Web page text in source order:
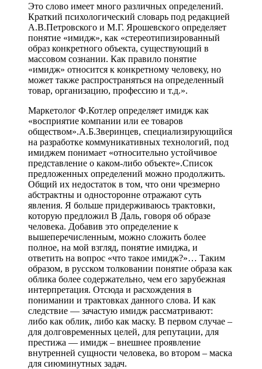
Это слово имеет много различных определений.
Краткий психологический словарь под редакцией
А.В.Петровского и М.Г. Ярошевского определяет
понятие «имидж», как «стереотипизированный
образ конкретного объекта, существующий в
массовом сознании. Как правило понятие
«имидж» относится к конкретному человеку, но
может также распространяться на определенный
товар, организацию, профессию и т.д.».
Маркетолог Ф.Котлер определяет имидж как
«восприятие компании или ее товаров
обществом».А.Б.Зверинцев, специализирующийся
на разработке коммуникативных технологий, под
имиджем понимает «относительно устойчивое
представление о каком-либо объекте».Список
предложенных определений можно продолжить.
Общий их недостаток в том, что они чрезмерно
абстрактны и односторонне отражают суть
явления. Я больше придерживаюсь трактовки,
которую предложил В Даль, говоря об образе
человека. Добавив это определение к
вышеперечисленным, можно сложить более
полное, на мой взгляд, понятие имиджа, и
ответить на вопрос «что такое имидж?»… Таким
образом, в русском толковании понятие образа как
облика более содержательно, чем его зарубежная
интерпретация. Отсюда и расхождения в
понимании и трактовках данного слова. И как
следствие — зачастую имидж рассматривают:
либо как облик, либо как маску. В первом случае –
для долговременных целей, для репутации, для
престижа — имидж – внешнее проявление
внутренней сущности человека, во втором – маска
для сиюминутных задач.